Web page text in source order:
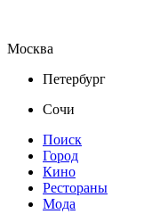
Москва
Петербург
Сочи
Поиск
Город
Кино
Рестораны
Мода